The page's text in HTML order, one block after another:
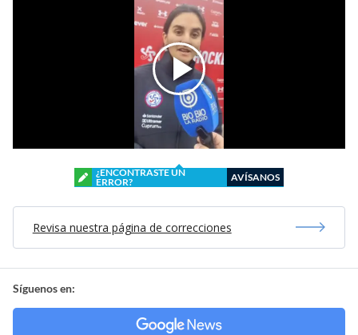
¿ENCONTRASTE UN
ERROR?
AVÍSANOS
Revisa nuestra página de correcciones
Síguenos en: